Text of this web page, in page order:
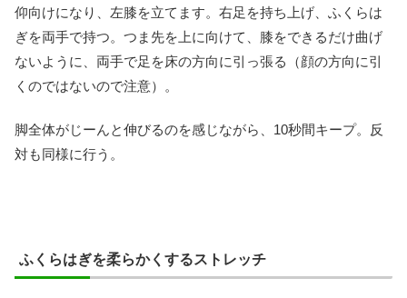
仰向けになり、左膝を立てます。右足を持ち上げ、ふくらは
ぎを両手で持つ。つま先を上に向けて、膝をできるだけ曲げ
ないように、両手で足を床の方向に引っ張る（顔の方向に引
くのではないので注意）。
脚全体がじーんと伸びるのを感じながら、10秒間キープ。反
対も同様に行う。
ふくらはぎを柔らかくするストレッチ